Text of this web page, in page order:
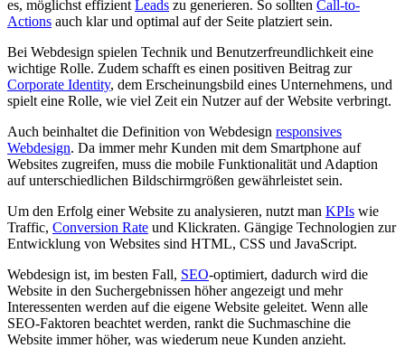
es, möglichst effizient Leads zu generieren. So sollten Call-to-
Actions auch klar und optimal auf der Seite platziert sein.
Bei Webdesign spielen Technik und Benutzerfreundlichkeit eine
wichtige Rolle. Zudem schafft es einen positiven Beitrag zur
Corporate Identity, dem Erscheinungsbild eines Unternehmens, und
spielt eine Rolle, wie viel Zeit ein Nutzer auf der Website verbringt.
Auch beinhaltet die Definition von Webdesign responsives
Webdesign. Da immer mehr Kunden mit dem Smartphone auf
Websites zugreifen, muss die mobile Funktionalität und Adaption
auf unterschiedlichen Bildschirmgrößen gewährleistet sein.
Um den Erfolg einer Website zu analysieren, nutzt man KPIs wie
Traffic, Conversion Rate und Klickraten. Gängige Technologien zur
Entwicklung von Websites sind HTML, CSS und JavaScript.
Webdesign ist, im besten Fall, SEO-optimiert, dadurch wird die
Website in den Suchergebnissen höher angezeigt und mehr
Interessenten werden auf die eigene Website geleitet. Wenn alle
SEO-Faktoren beachtet werden, rankt die Suchmaschine die
Website immer höher, was wiederum neue Kunden anzieht.